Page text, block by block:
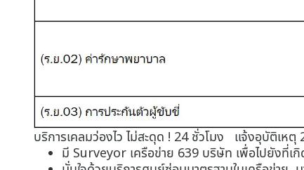
บริการเคลมว่องไว ไม่สะดุด ! 24 ชั่วโมง แจ้งอุบัติเห
มี Surveyor เครือข่าย 639 บริษัท เพื่อไปยังที่เ